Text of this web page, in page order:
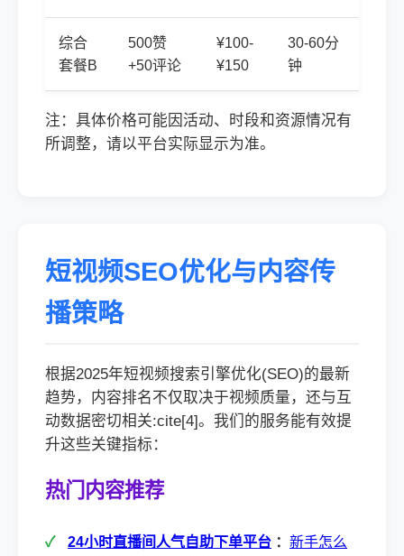
综合
套餐B
500赞
+50评论
¥100-
¥150
30-60分
钟
注：具体价格可能因活动、时段和资源情况有
所调整，请以平台实际显示为准。
短视频SEO优化与内容传
播策略
根据2025年短视频搜索引擎优化(SEO)的最新
趋势，内容排名不仅取决于视频质量，还与互
动数据密切相关:cite[4]。我们的服务能有效提
升这些关键指标：
热门内容推荐
24小时直播间人气自助下单平台 ： 新手怎么